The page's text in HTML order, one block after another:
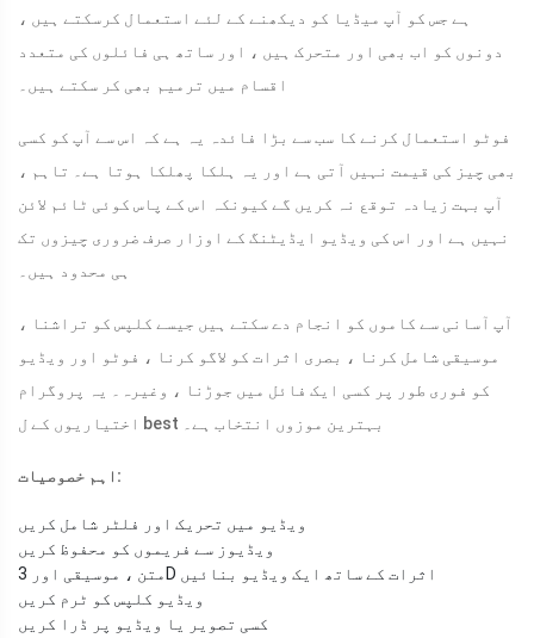
ہے جس کو آپ میڈیا کو دیکھنے کے لئے استعمال کرسکتے ہیں ،
دونوں کو اب بھی اور متحرک ہیں ، اور ساتھ ہی فائلوں کی متعدد
اقسام میں ترمیم بھی کر سکتے ہیں۔
فوٹو استعمال کرنے کا سب سے بڑا فائدہ یہ ہے کہ اس سے آپ کو کسی
بھی چیز کی قیمت نہیں آتی ہے اور یہ ہلکا پھلکا ہوتا ہے۔ تاہم ،
آپ بہت زیادہ توقع نہ کریں گے کیونکہ اس کے پاس کوئی ٹائم لائن
نہیں ہے اور اس کی ویڈیو ایڈیٹنگ کے اوزار صرف ضروری چیزوں تک
ہی محدود ہیں۔
آپ آسانی سے کاموں کو انجام دے سکتے ہیں جیسے کلپس کو تراشنا ،
موسیقی شامل کرنا ، بصری اثرات کو لاگو کرنا ، فوٹو اور ویڈیو
کو فوری طور پر کسی ایک فائل میں جوڑنا ، وغیرہ۔ یہ پروگرام
اختیاریوں کے ل best بہترین موزوں انتخاب ہے۔
اہم خصوصیات:
ویڈیو میں تحریک اور فلٹر شامل کریں
ویڈیوز سے فریموں کو محفوظ کریں
متن ، موسیقی اور 3D اثرات کے ساتھ ایک ویڈیو بنائیں
ویڈیو کلپس کو ٹرم کریں
کسی تصویر یا ویڈیو پر ڈرا کریں